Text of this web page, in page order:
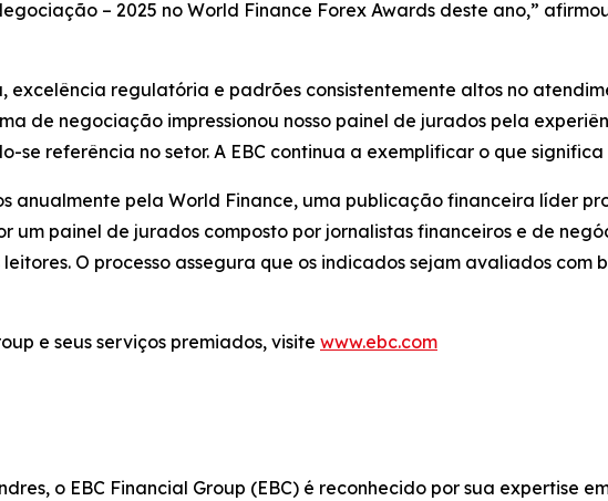
– 2025 no World Finance Forex Awards deste ano,”
excelência regulatória e padrões consistentemente altos no
de negociação impressionou nosso painel de jurados pela
referência no setor. A EBC continua a exemplificar o que
anualmente pela World Finance, uma publicação financeira líder
um painel de jurados composto por jornalistas financeiros e de
O processo assegura que os indicados sejam avaliados com
e seus serviços premiados, visite www.ebc.com
o EBC Financial Group (EBC) é reconhecido por sua expertise